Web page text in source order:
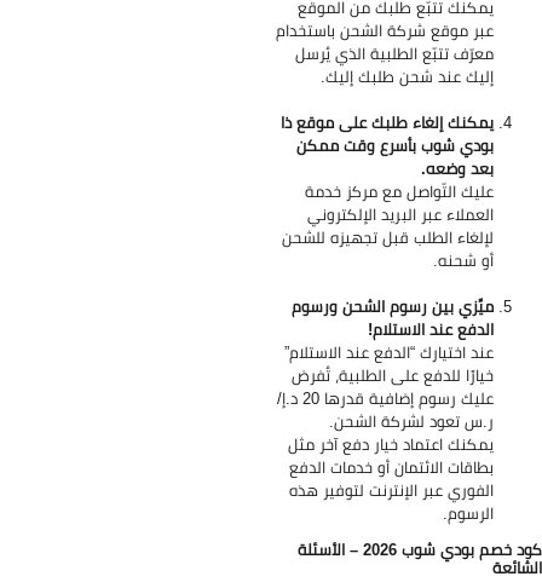
يمكنك تتبّع طلبك من الموقع
عبر موقع شركة الشحن باستخدام
معرّف تتبّع الطلبية الذي يُرسل
إليك عند شحن طلبك إليك.
يمكنك إلغاء طلبك على موقع ذا
بودي شوب بأسرع وقت ممكن
بعد وضعه.
عليك التّواصل مع مركز خدمة
العملاء عبر البريد الإلكتروني
لإلغاء الطلب قبل تجهيزه للشحن
أو شحنه.
ميِّزي بين رسوم الشحن ورسوم
الدفع عند الاستلام!
عند اختيارك “الدفع عند الاستلام”
خيارًا للدفع على الطلبية، تُفرض
عليك رسوم إضافية قدرها 20 د.إ/
ر.س تعود لشركة الشحن.
يمكنك اعتماد خيار دفع آخر مثل
بطاقات الائتمان أو خدمات الدفع
الفوري عبر الإنترنت لتوفير هذه
الرسوم.
كود خصم بودي شوب 2026 – الأسئلة